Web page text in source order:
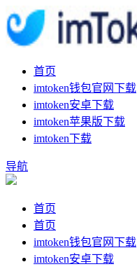
首页
imtoken钱包官网下载
imtoken安卓下载
imtoken苹果版下载
imtoken下载
导航
首页
首页
imtoken钱包官网下载
imtoken安卓下载